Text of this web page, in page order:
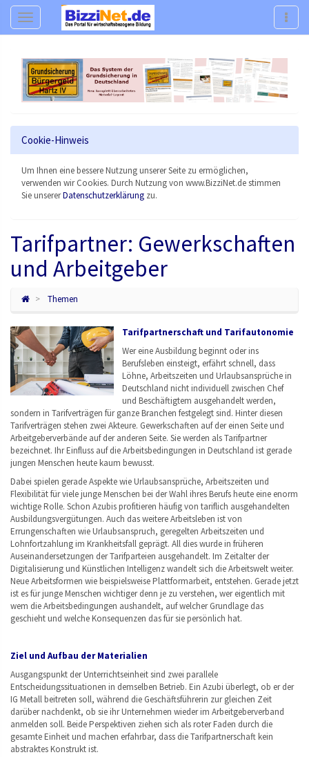
Navigation
Cookie-Hinweis
Um Ihnen eine bessere Nutzung unserer Seite zu ermöglichen,
verwenden wir Cookies. Durch Nutzung von www.BizziNet.de stimmen
Sie unsererDatenschutzerklärung zu.
Tarifpartner: Gewerkschaften
und Arbeitgeber
Themen
Tarifpartnerschaft und Tarifautonomie
Wer eine Ausbildung beginnt oder ins
Berufsleben einsteigt, erfährt schnell, dass
Löhne, Arbeitszeiten und Urlaubsansprüche in
Deutschland nicht individuell zwischen Chef
und Beschäftigtem ausgehandelt werden,
sondern in Tarifverträgen für ganze Branchen festgelegt sind. Hinter diesen
Tarifverträgen stehen zwei Akteure. Gewerkschaften auf der einen Seite und
Arbeitgeberverbände auf der anderen Seite. Sie werden als Tarifpartner
bezeichnet. Ihr Einfluss auf die Arbeitsbedingungen in Deutschland ist gerade
jungen Menschen heute kaum bewusst.
Dabei spielen gerade Aspekte wie Urlaubsansprüche, Arbeitszeiten und
Flexibilität für viele junge Menschen bei der Wahl ihres Berufs heute eine enorm
wichtige Rolle. Schon Azubis profitieren häufig von tariflich ausgehandelten
Ausbildungsvergütungen. Auch das weitere Arbeitsleben ist von
Errungenschaften wie Urlaubsanspruch, geregelten Arbeitszeiten und
Lohnfortzahlung im Krankheitsfall geprägt. All dies wurde in früheren
Auseinandersetzungen der Tarifparteien ausgehandelt. Im Zeitalter der
Digitalisierung und Künstlichen Intelligenz wandelt sich die Arbeitswelt weiter.
Neue Arbeitsformen wie beispielsweise Plattformarbeit, entstehen. Gerade jetzt
ist es für junge Menschen wichtiger denn je zu verstehen, wer eigentlich mit
wem die Arbeitsbedingungen aushandelt, auf welcher Grundlage das
geschieht und welche Konsequenzen das für sie persönlich hat.
Ziel und Aufbau der Materialien
Ausgangspunkt der Unterrichtseinheit sind zwei parallele
Entscheidungssituationen in demselben Betrieb. Ein Azubi überlegt, ob er der
IG Metall beitreten soll, während die Geschäftsführerin zur gleichen Zeit
darüber nachdenkt, ob sie ihr Unternehmen wieder im Arbeitgeberverband
anmelden soll. Beide Perspektiven ziehen sich als roter Faden durch die
gesamte Einheit und machen erfahrbar, dass die Tarifpartnerschaft kein
abstraktes Konstrukt ist.